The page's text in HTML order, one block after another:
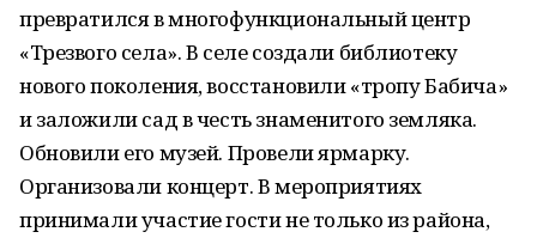
превратился в многофункциональный центр
«Трезвого села». В селе создали библиотеку
нового поколения, восстановили «тропу Бабича»
и заложили сад в честь знаменитого земляка.
Обновили его музей. Провели ярмарку.
Организовали концерт. В мероприятиях
принимали участие гости не только из района,